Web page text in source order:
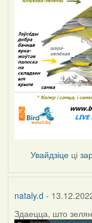
Увайдзіце ці
nataly.d -
Здаецца, што